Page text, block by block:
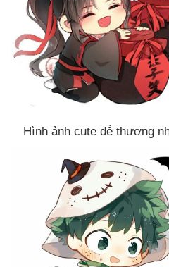
Hình ảnh cute dễ thương